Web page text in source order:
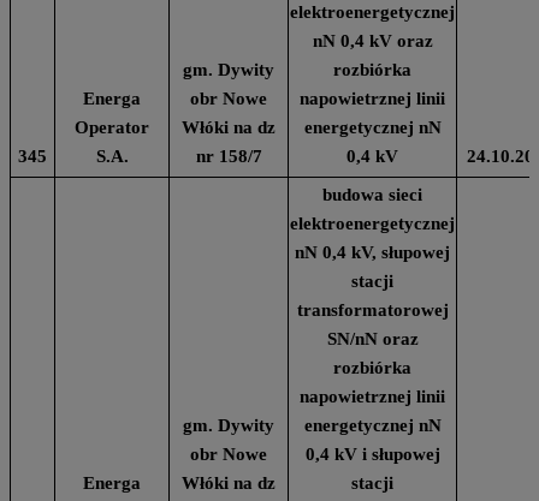
345
Energa
Operator
S.A.
gm. Dywity
obr Nowe
Włóki na dz
nr 158/7
elektroenergetycznej
nN 0,4 kV oraz
rozbiórka
napowietrznej linii
energetycznej nN
0,4 kV
Energa
gm. Dywity
obr Nowe
Włóki na dz
budowa sieci
elektroenergetycznej
nN 0,4 kV, słupowej
stacji
transformatorowej
SN/nN oraz
rozbiórka
napowietrznej linii
energetycznej nN
0,4 kV i słupowej
stacji